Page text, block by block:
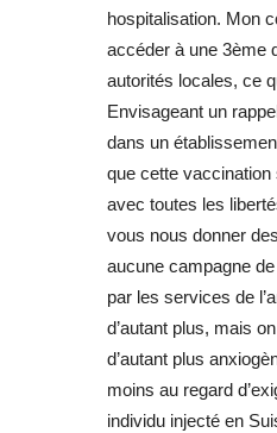
hospitalisation. Mon
accéder à une 3ème
autorités locales, ce
Envisageant un
dans un
que cette
avec toutes les
vous nous donner
aucune campagne
par les services de
d’autant plus, mais
d’autant plus
moins au regard
individu injecté en